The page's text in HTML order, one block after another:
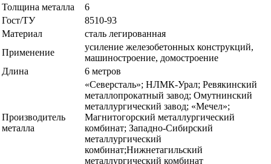
Толщина металла
6
Гост/ТУ
8510-93
Материал
сталь легированная
Применение
усиление железобетонных конструкций,
машиностроение, домостроение
Длина
6 метров
Производитель
металла
«Северсталь»; НЛМК-Урал; Ревякинский
металлопрокатный завод; Омутнинский
металлургический завод; «Мечел»;
Магнитогорский металлургический
комбинат; Западно-Сибирский
металлургический
комбинат;Нижнетагильский
металлургический комбинат